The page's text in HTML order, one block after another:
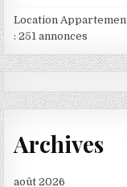
Location
: 251 annonces
Archives
août 2026